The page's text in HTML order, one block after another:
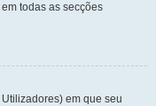
todas as secções
em que seu